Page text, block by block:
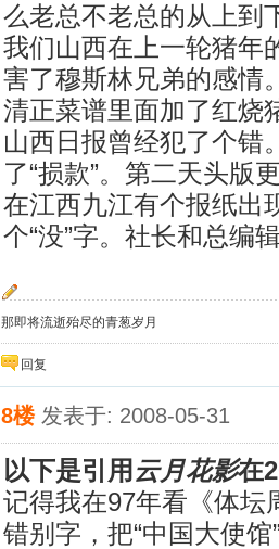
么老总不老总的从上到
我们山西在上一轮猪年
害了穆斯林兄弟的感情
清正菜谱里面加了红烧
山西日报曾经犯了个错
了“损款”。第二天头版
在江西九江有个报纸出
个“没”字。社长和总编
那即将流逝殆尽的青葱岁月
回复
8楼 发表于: 2008-05-31
以下是引用 云月花影在
记得我在97年看《体坛
错别字，把“中国大使